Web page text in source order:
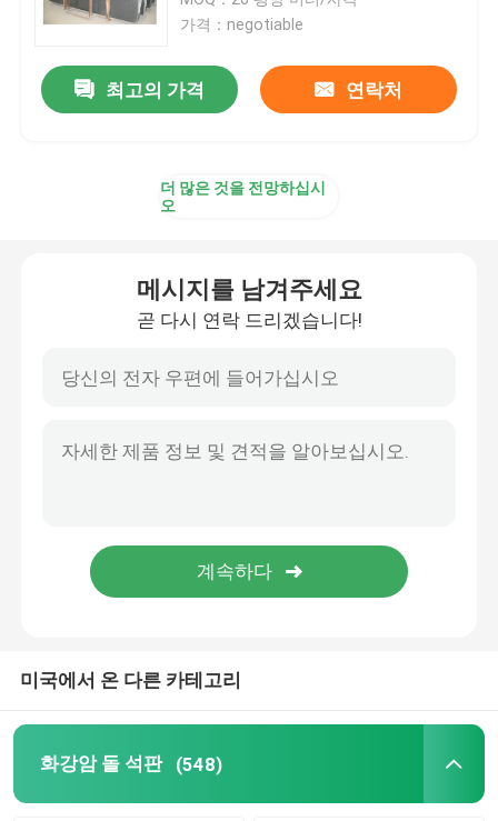
타오른 화강암 돌
목제 정맥 대리석
인공 석 영 돌
인공 배양 돌
가격：negotiable
최고의 가격 연락처
더 많은 것을 전망하십시
오
메시지를 남겨주세요
곧 다시 연락 드리겠습니다!
미국에서 온 다른 카테고리
화강암 돌 석판 (548)